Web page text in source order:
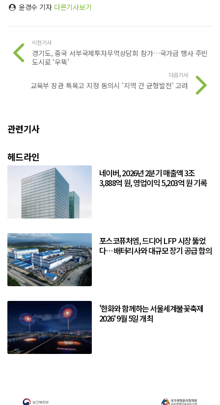
윤경수 기자 다른기사보기
이전기사
경기도, 중국 서부국제투자무역상담회 참가…국가급 행사 주빈
도시로 ‘우뚝’
다음기사
교육부 장관 특목고 지정 동의시 '지역 간 균형발전' 고려
관련기사
헤드라인
네이버, 2026년 2분기 매출액 3조
3,888억 원, 영업이익 5,203억 원 기록
포스코퓨처엠, 드디어 LFP 시장 뚫었
다… 배터리사와 대규모 장기 공급 합의
'한화와 함께하는 서울세계불꽃축제
2026' 9월 5일 개최